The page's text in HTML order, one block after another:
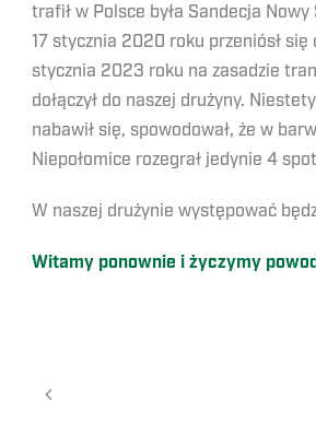
trafił w Polsce była Sandecja
17 stycznia 2020 roku przeniósł się
stycznia 2023 roku na zasadzie
dołączył do naszej drużyny.
nabawił się, spowodował, że w
Niepołomice rozegrał jedynie 4
W naszej drużynie występować
Witamy ponownie i życzymy